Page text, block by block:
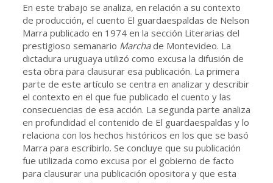
En este trabajo se analiza, en relación a su contexto
de producción, el cuento El guardaespaldas de Nelson
Marra publicado en 1974 en la sección Literarias del
prestigioso semanario Marchade Montevideo. La
dictadura uruguaya utilizó como excusa la difusión de
esta obra para clausurar esa publicación. La primera
parte de este artículo se centra en analizar y describir
el contexto en el que fue publicado el cuento y las
consecuencias de esa acción. La segunda parte analiza
en profundidad el contenido de El guardaespaldas y lo
relaciona con los hechos históricos en los que se basó
Marra para escribirlo. Se concluye que su publicación
fue utilizada como excusa por el gobierno de facto
para clausurar una publicación opositora y que esta